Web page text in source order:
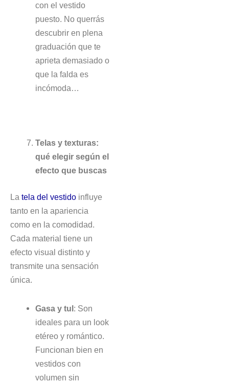
con el vestido
puesto. No querrás
descubrir en plena
graduación que te
aprieta demasiado o
que la falda es
incómoda…
Telas y texturas:
qué elegir según el
efecto que buscas
La tela del vestido influye
tanto en la apariencia
como en la comodidad.
Cada material tiene un
efecto visual distinto y
transmite una sensación
única.
Gasa y tul: Son
ideales para un look
etéreo y romántico.
Funcionan bien en
vestidos con
volumen sin